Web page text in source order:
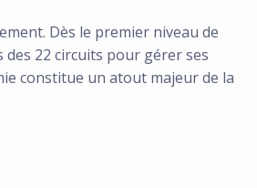
Dès le premier niveau de
22 circuits pour gérer ses
constitue un atout majeur de la